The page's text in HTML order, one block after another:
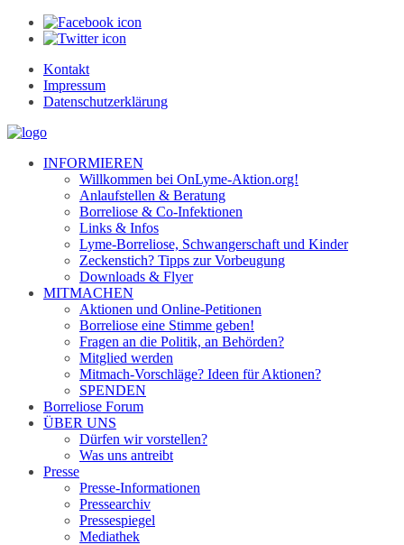
Kontakt
Impressum
Datenschutzerklärung
INFORMIEREN
Willkommen bei OnLyme-Aktion.org!
Anlaufstellen & Beratung
Borreliose & Co-Infektionen
Links & Infos
Lyme-Borreliose, Schwangerschaft und Kinder
Zeckenstich? Tipps zur Vorbeugung
Downloads & Flyer
MITMACHEN
Aktionen und Online-Petitionen
Borreliose eine Stimme geben!
Fragen an die Politik, an Behörden?
Mitglied werden
Mitmach-Vorschläge? Ideen für Aktionen?
SPENDEN
Borreliose Forum
ÜBER UNS
Dürfen wir vorstellen?
Was uns antreibt
Presse
Presse-Informationen
Pressearchiv
Pressespiegel
Mediathek